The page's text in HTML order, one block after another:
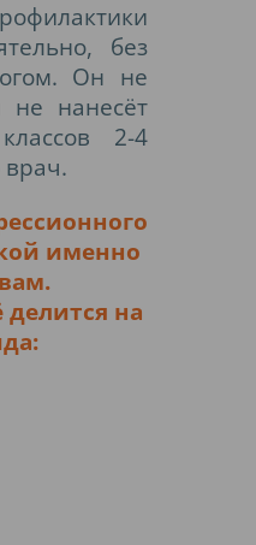
без
Он не
не нанесёт
2-4
именно
на